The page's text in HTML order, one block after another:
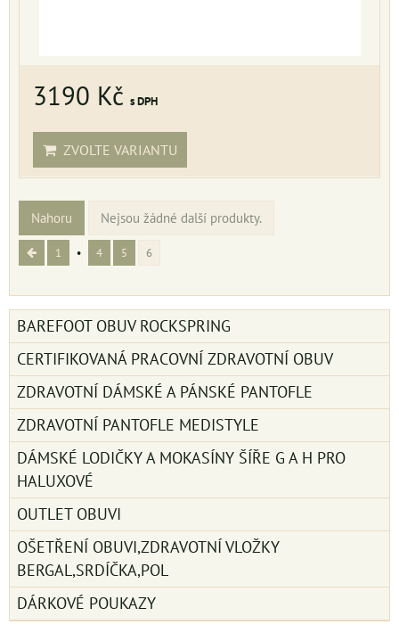
3190 Kč s DPH
ZVOLTE VARIANTU
Nahoru Nejsou žádné další produkty.
1 4 5 6
BAREFOOT OBUV ROCKSPRING
CERTIFIKOVANÁ PRACOVNÍ ZDRAVOTNÍ OBUV
ZDRAVOTNÍ DÁMSKÉ A PÁNSKÉ PANTOFLE
ZDRAVOTNÍ PANTOFLE MEDISTYLE
DÁMSKÉ LODIČKY A MOKASÍNY ŠÍŘE G A H PRO
HALUXOVÉ
OUTLET OBUVI
OŠETŘENÍ OBUVI,ZDRAVOTNÍ VLOŽKY
BERGAL,SRDÍČKA,POL
DÁRKOVÉ POUKAZY